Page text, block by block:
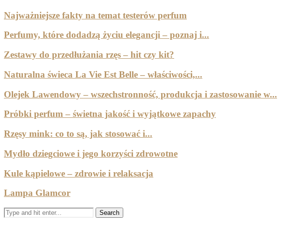
Najważniejsze fakty na temat testerów perfum
Perfumy, które dodadzą życiu elegancji – poznaj i...
Zestawy do przedłużania rzęs – hit czy kit?
Naturalna świeca La Vie Est Belle – właściwości,...
Olejek Lawendowy – wszechstronność, produkcja i zastosowanie w...
Próbki perfum – świetna jakość i wyjątkowe zapachy
Rzęsy mink: co to są, jak stosować i...
Mydło dziegciowe i jego korzyści zdrowotne
Kule kąpielowe – zdrowie i relaksacja
Lampa Glamcor